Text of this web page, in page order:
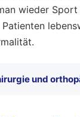
wieder
und